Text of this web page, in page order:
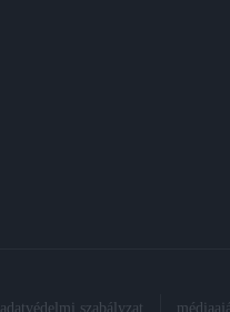
adatvédelmi szabályzat